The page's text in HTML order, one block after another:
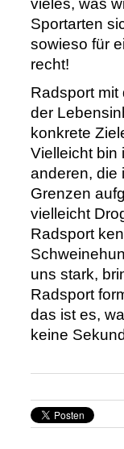
vieles, was
Sportarten
sowieso für
recht!
Radsport mit
der
konkrete
Vielleicht bin
anderen, die
Grenzen
vielleicht
Radsport
uns stark,
Radsport
das ist es,
keine